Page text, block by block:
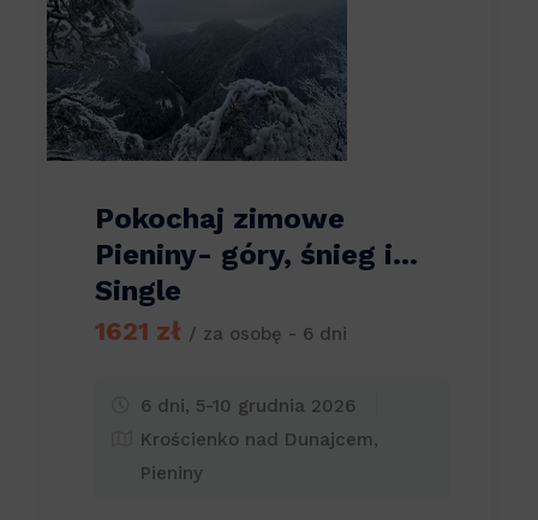
Pokochaj zimowe
Pieniny- góry, śnieg i…
Single
1621 zł / za osobę - 6 dni
6 dni, 5-10 grudnia 2026
Krościenko nad Dunajcem,
Pieniny